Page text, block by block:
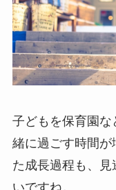
子どもを保育園
緒に過ごす時間が
た成長過程も、
いですね。